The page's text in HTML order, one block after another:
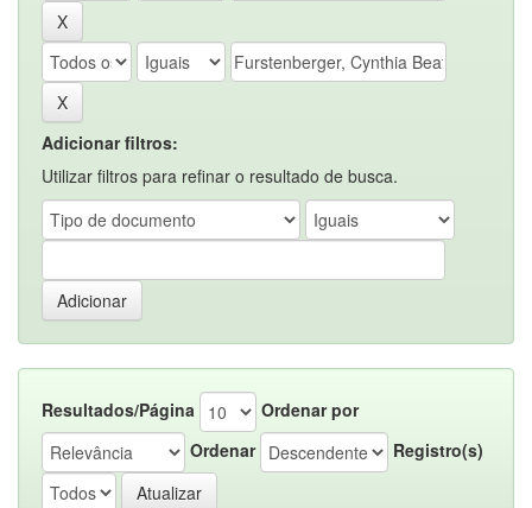
Adicionar filtros:
Utilizar filtros para refinar o resultado de busca.
Resultados/Página
Ordenar por
Ordenar
Registro(s)